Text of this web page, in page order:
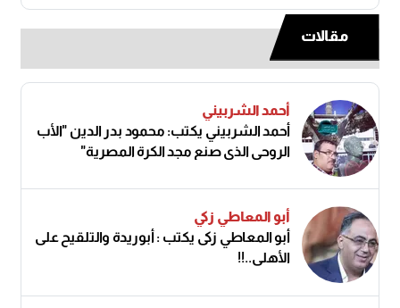
مقالات
أحمد الشربيني
أحمد الشربيني يكتب: محمود بدر الدين "الأب
الروحي الذي صنع مجد الكرة المصرية"
أبو المعاطي زكي
أبو المعاطي زكى يكتب : أبوريدة والتلقيح على
الأهلى..!!